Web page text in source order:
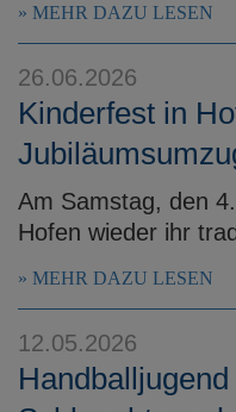
MEHR DAZU LESEN
26.06.2026
Kinderfest in
Am Samstag, den
Hofen wieder ihr
MEHR DAZU LESEN
12.05.2026
Handballjugend